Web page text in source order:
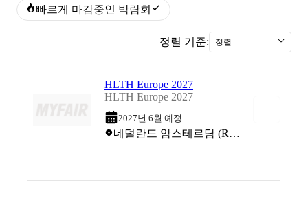
빠르게 마감중인 박람회
정렬 기준: 정렬
HLTH Europe 2027
HLTH Europe 2027
2027년 6월 예정
네덜란드 암스테르담 (RAI Exhibition Centre)